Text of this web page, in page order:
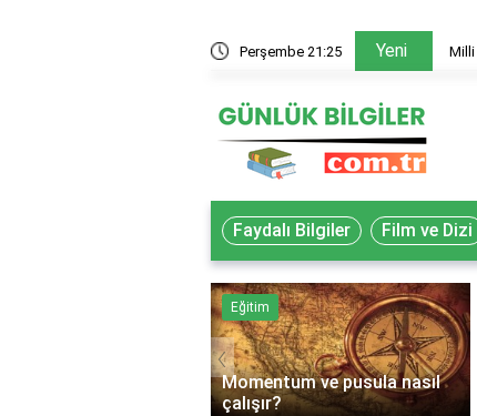
Perşembe 21:25 Yeni
akademisyenler nasıl yararlanır?
Faydalı Bilgiler Film ve Dizi
Eğitim
Momentum ve pusula nasıl
çalışır?
‹